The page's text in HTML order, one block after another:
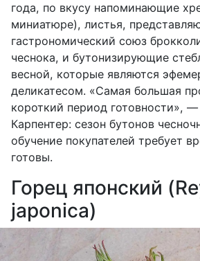
года, по вкусу напоминающие
миниатюре), листья,
гастрономический союз
чеснока, и бутонизирующие
весной, которые являются
деликатесом. «Самая большая
короткий период готовности»,
Карпентер: сезон бутонов
обучение покупателей требует
готовы.
Горец японский
japonica)